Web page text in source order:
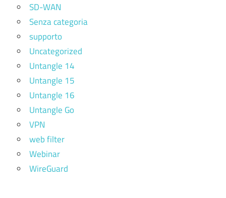
SD-WAN
Senza categoria
supporto
Uncategorized
Untangle 14
Untangle 15
Untangle 16
Untangle Go
VPN
web filter
Webinar
WireGuard